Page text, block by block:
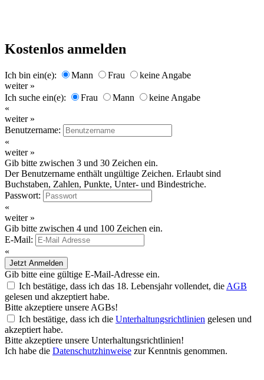
Kostenlos anmelden
Ich bin ein(e): Mann Frau
keine Angabe
weiter »
Ich suche ein(e):
Frau Mann
keine Angabe
«
weiter »
Benutzername:
«
weiter »
Gib bitte zwischen 3 und 30 Zeichen ein.
Der Benutzername enthält ungültige Zeichen. Erlaubt sind
Buchstaben, Zahlen, Punkte, Unter- und Bindestriche.
Passwort:
«
weiter »
Gib bitte zwischen 4 und 100 Zeichen ein.
E-Mail:
«
Jetzt Anmelden
Gib bitte eine gültige E-Mail-Adresse ein.
Ich bestätige, dass ich das 18. Lebensjahr vollendet, die AGB
gelesen und akzeptiert habe.
Bitte akzeptiere unsere AGBs!
Ich bestätige, dass ich die Unterhaltungsrichtlinien gelesen und
akzeptiert habe.
Bitte akzeptiere unsere Unterhaltungsrichtlinien!
Ich habe die Datenschutzhinweise zur Kenntnis genommen.